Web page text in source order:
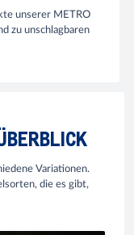
unserer METRO
zu unschlagbaren
Variationen.
die es gibt,